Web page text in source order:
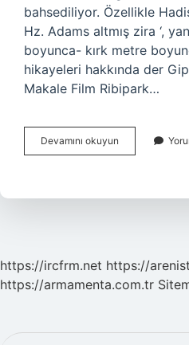
bahsediliyor. Özellikle
Hz. Adams altmış zira ‘,
boyunca- kırk metre
hikayeleri hakkında der
Makale Film Ribipark…
Devamını okuyun
Ademin
Ülkede
https://ircfrm.net https://
https://armamenta.com.tr